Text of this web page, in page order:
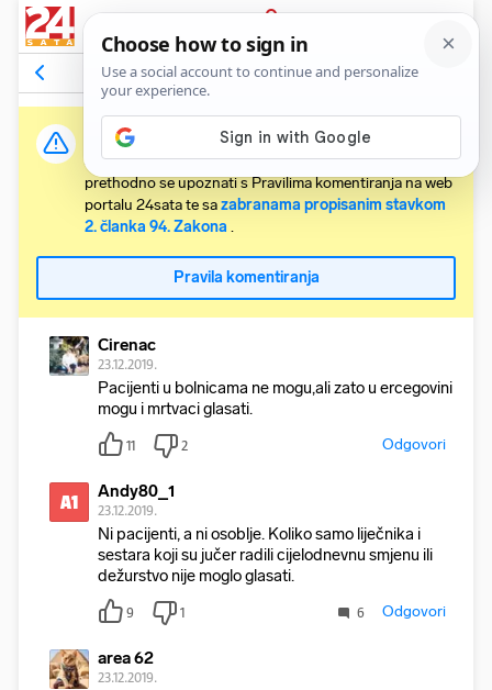
PRIJAVA
Komentari33 Relevantni
Važna obavijest:
Svaki korisnik koji želi komentirati članke obvezan je
prethodno se upoznati s Pravilima komentiranja na web
portalu 24sata te sazabranama propisanim stavkom
2. članka 94. Zakona .
Pravila komentiranja
Cirenac
23.12.2019.
Pacijenti u bolnicama ne mogu,ali zato u ercegovini
mogu i mrtvaci glasati.
11 2 Odgovori
A1 Andy80_1
23.12.2019.
Ni pacijenti, a ni osoblje. Koliko samo liječnika i
sestara koji su jučer radili cijelodnevnu smjenu ili
dežurstvo nije moglo glasati.
9 1 6 Odgovori
area 62
23.12.2019.